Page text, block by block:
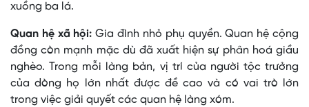
xuồng ba lá.
Quan hệ xã hội: Gia đình nhỏ phụ quyền. Quan hệ cộng
đồng còn mạnh mặc dù đã xuất hiện sự phân hoá giầu
nghèo. Trong mỗi làng bản, vị trí của người tộc trưởng
của dòng họ lớn nhất được đề cao và có vai trò lớn
trong việc giải quyết các quan hệ làng xóm.